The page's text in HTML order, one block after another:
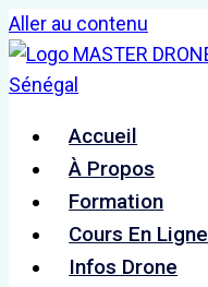
Aller au contenu
Accueil
À Propos
Formation
Cours En Ligne
Infos Drone